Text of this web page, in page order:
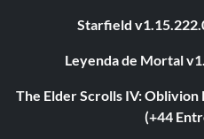
Starfield
Leyenda de Mortal
The Elder Scrolls IV:
(+44